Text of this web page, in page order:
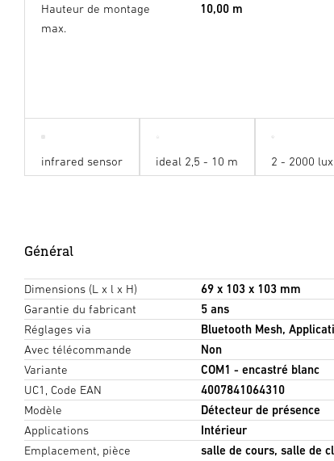
Hauteur de montage
max.
10,00 m
infrared sensor ideal 2,5 - 10 m 2 - 2000 lux
Général
Dimensions (L x l x H)
69 x 103 x 103 mm
Garantie du fabricant
5 ans
Réglages via
Bluetooth Mesh,
Avec télécommande
Non
Variante
COM1 - encastré blanc
UC1, Code EAN
4007841064310
Modèle
Détecteur de présence
Applications
Intérieur
Emplacement, pièce
salle de cours, salle de